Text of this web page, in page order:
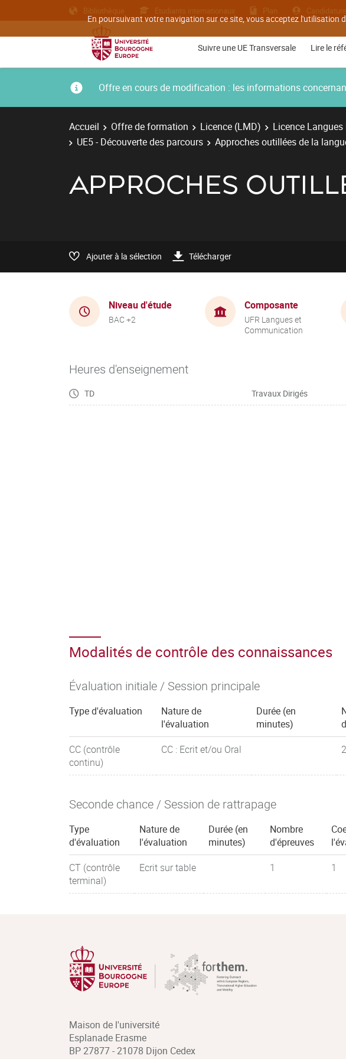
En poursuivant votre navigation sur ce site, vous acceptez l'utilisation
Bibliothèque Etudiants internationaux Plan
Suivre une UE Transversale Lire le
Offre en cours de modification : les informations
Accueil Offre de formation Licence (LMD) Licence
UE5 - Découverte des parcours
Approches outillées de la
APPROCHES
Ajouter à la sélection Télécharger
Niveau d'étude
BAC +2
Composante
UFR Langues et
Communication
Heures d'enseignement
TD Travaux Dirigés
Modalités de contrôle des connaissances
Évaluation initiale / Session principale
Type d'évaluation
Nature de
l'évaluation
Durée (en
minutes)
CC (contrôle
continu)
CC : Ecrit et/ou Oral 2
Seconde chance / Session de rattrapage
Type
d'évaluation
Nature de
l'évaluation
Durée (en
minutes)
Nombre
d'épreuves
CT (contrôle
terminal)
Ecrit sur table 1 1
Maison de l'université
Esplanade Erasme
BP 27877 - 21078 Dijon Cedex